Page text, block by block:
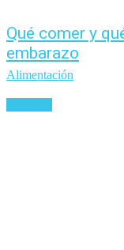
Qué comer y
embarazo
Alimentación